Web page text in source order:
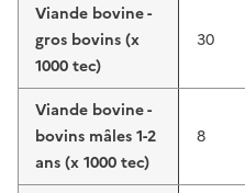
Viande bovine -
gros bovins (x
1000 tec)
30
Viande bovine -
bovins mâles 1-2
ans (x 1000 tec)
8